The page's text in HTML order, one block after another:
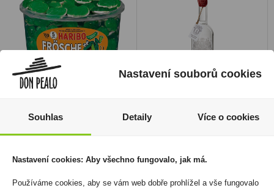
Želé bonbony žáby
Cena za:1 ks
Skladem: 5 - 50 ks
50% Sudlička
Cena za:
Skladem:5 - 50 ks
Nastavení souborů cookies
Souhlas Detaily Více o cookies
Nastavení cookies: Aby všechno fungovalo, jak má.
Používáme cookies, aby se vám web dobře prohlížel a vše fungovalo